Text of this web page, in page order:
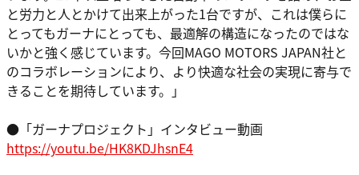
と労力と人とかけて出来上がった1台ですが、これは僕らに
とってもガーナにとっても、最適解の構造になったのではな
いかと強く感じています。今回MAGO MOTORS JAPAN社と
のコラボレーションにより、より快適な社会の実現に寄与で
きることを期待しています。」
●「ガーナプロジェクト」インタビュー動画
https://youtu.be/HK8KDJhsnE4